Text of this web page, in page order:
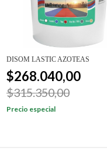
DISOM LASTIC AZOTEAS
$268.040,00
$315.350,00
Precio especial